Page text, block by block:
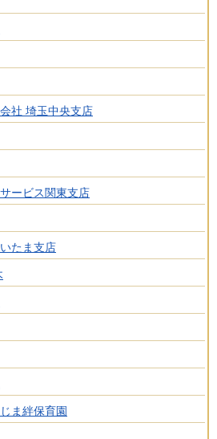
社 埼玉中央支店
ービス関東支店
たま支店
ま絆保育園